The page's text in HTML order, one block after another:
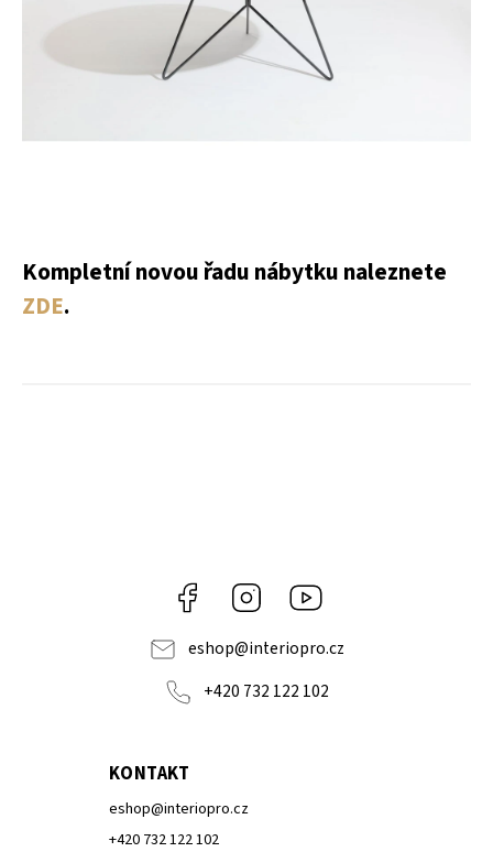
Kompletní novou řadu nábytku naleznete
ZDE.
Facebook Instagram
eshop@interiopro.cz
+420 732 122 102
KONTAKT
eshop@interiopro.cz
+420 732 122 102